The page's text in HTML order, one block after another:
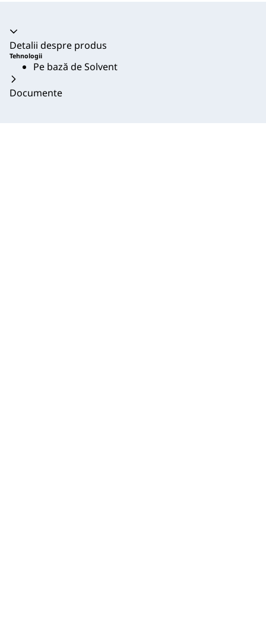
Acordeon prăbușit
Detalii despre produs
Tehnologii
Pe bază de Solvent
Documente